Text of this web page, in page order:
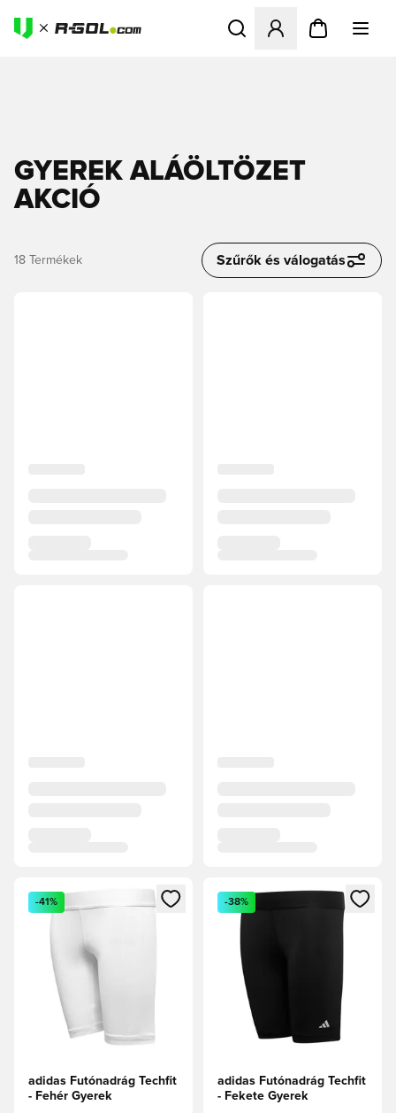
Megnyit egy modált a
GYEREK ALÁÖLTÖZET
AKCIÓ
18 Termékek Szűrők és válogatás
Megnyit egy modált a bejelentkezéshez vagy a tagként
-41%
adidas Futónadrág Techfit
- Fehér Gyerek
Megnyit egy modált a
-38%
adidas Futónadrág Techfit
- Fekete Gyerek